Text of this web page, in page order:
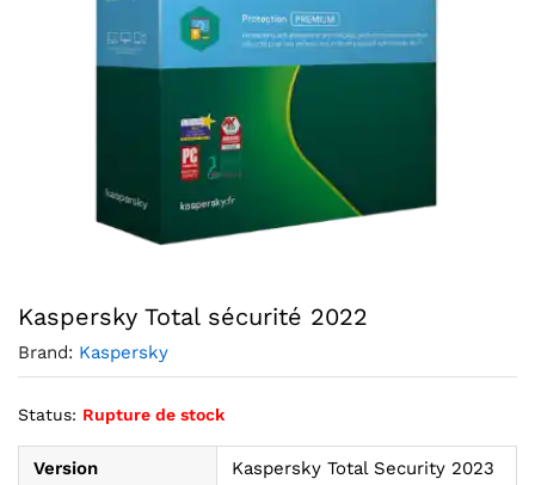
Kaspersky Total sécurité 2022
Brand: Kaspersky
Status: Rupture de stock
Version Kaspersky Total Security 2023